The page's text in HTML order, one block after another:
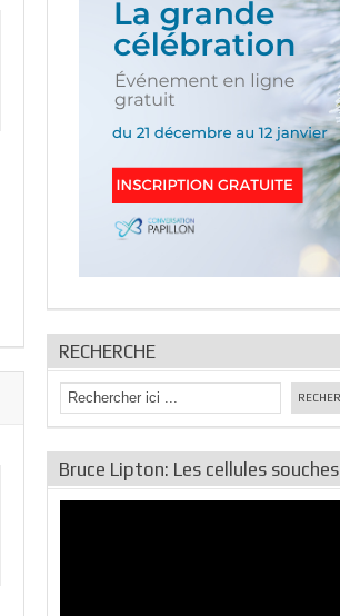
RECHERCHE
Bruce Lipton: Les cellules souches